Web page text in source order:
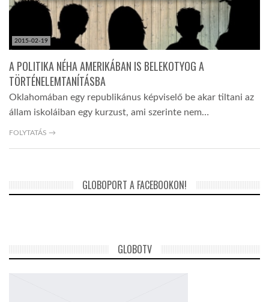
2015-02-19
A POLITIKA NÉHA AMERIKÁBAN IS BELEKOTYOG A
TÖRTÉNELEMTANÍTÁSBA
Oklahomában egy republikánus képviselő be akar tiltani az
állam iskoláiban egy kurzust, ami szerinte nem…
FOLYTATÁS →
GLOBOPORT A FACEBOOKON!
GLOBOTV